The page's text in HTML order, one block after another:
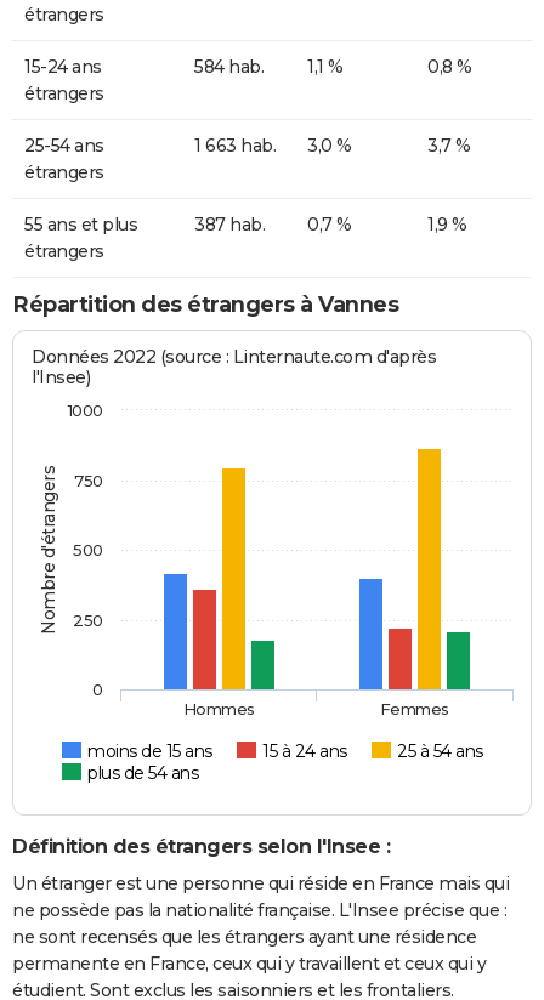
étrangers
15-24 ans
étrangers
584 hab. 1,1 % 0,8 %
25-54 ans
étrangers
1 663 hab. 3,0 % 3,7 %
55 ans et plus
étrangers
387 hab. 0,7 % 1,9 %
Répartition des étrangers à Vannes
Nombre d'étrangers
Données 2022 (source : Linternaute.com d'après
l'Insee)
moins de 15 ans 15 à 24 ans
25 à 54 ans
plus de 54 ans
Hommes Femmes
0
250
500
750
1000
Définition des étrangers selon l'Insee :
Un étranger est une personne qui réside en France mais qui
ne possède pas la nationalité française. L'Insee précise que :
ne sont recensés que les étrangers ayant une résidence
permanente en France, ceux qui y travaillent et ceux qui y
étudient. Sont exclus les saisonniers et les frontaliers.